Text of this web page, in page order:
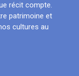
récit compte.
patrimoine et
cultures au